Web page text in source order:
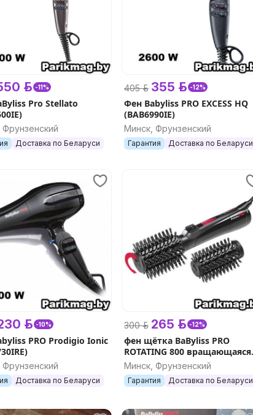
р. -11%
Pro Stellato
Доставка по Беларуси
405 р. 355 р. -12%
Фен Babyliss PRO EXCESS HQ
(BAB6990IE)
Минск, Фрунзенский
Гарантия Доставка по Беларуси
р. -10%
PRO Prodigio Ionic
Доставка по Беларуси
300 р. 265 р. -12%
фен щётка BaByliss PRO
ROTATING 800 вращающаяся
(BAB2770E)
Минск, Фрунзенский
Гарантия Доставка по Беларуси